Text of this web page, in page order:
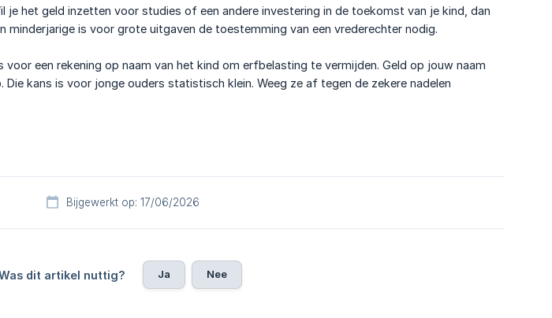
je het geld inzetten voor studies of een andere investering in de toekomst van je kind, dan
minderjarige is voor grote uitgaven de toestemming van een vrederechter nodig.
voor een rekening op naam van het kind om erfbelasting te vermijden. Geld op jouw naam
Die kans is voor jonge ouders statistisch klein. Weeg ze af tegen de zekere nadelen
Bijgewerkt op: 17/06/2026
dit artikel nuttig? Ja Nee